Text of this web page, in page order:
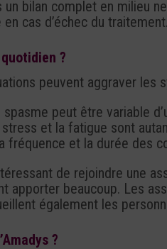
un bilan complet en milieu
en cas d’échec du
?
peuvent aggraver les
spasme peut être variable
et la fatigue sont
fréquence et la durée des
de rejoindre une
apporter beaucoup. Les
également les
?